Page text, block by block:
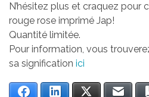
N’hésitez plus et craquez pour
rouge rose imprimé Jap!
Quantité limitée.
Pour information, vous
sa signification ici
Facebook LinkedIn Twitter